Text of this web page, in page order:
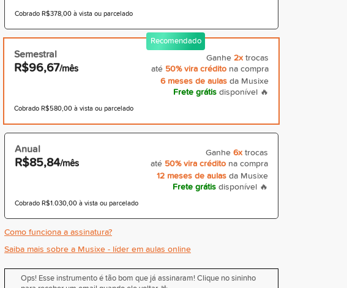
Cobrado R$378,00 à vista ou parcelado
Recomendado
Ganhe 2x trocas
até 50% vira crédito na compra
6 meses de aulas da Musixe
Frete grátis disponível 🔥
Semestral
R$96,67/mês
Cobrado R$580,00 à vista ou parcelado
Ganhe 6x trocas
até 50% vira crédito na compra
12 meses de aulas da Musixe
Frete grátis disponível 🔥
Anual
R$85,84/mês
Cobrado R$1.030,00 à vista ou parcelado
Como funciona a assinatura?
Saiba mais sobre a Musixe - líder em aulas online
Ops! Esse instrumento é tão bom que já assinaram! Clique no sininho